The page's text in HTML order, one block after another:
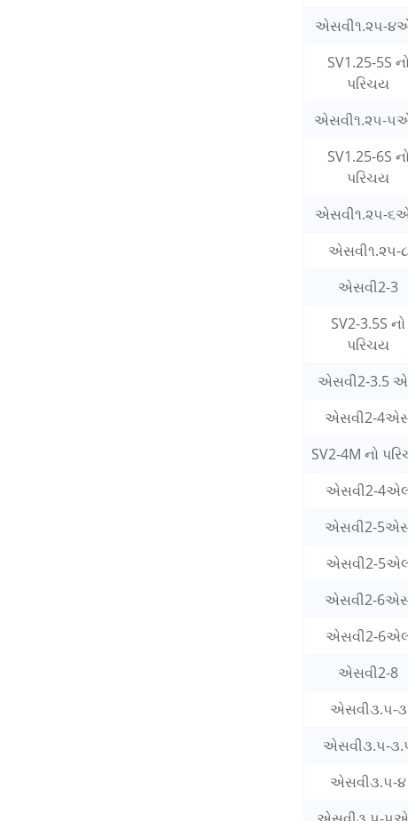
એસવી૧.૨૫-
SV1.25-5S નો
પરિચય
એસવી૧.૨૫-
SV1.25-6S નો
પરિચય
એસવી૧.૨૫-
એસવી૧.૨૫-૮
એસવી2-3
SV2-3.5S નો
પરિચય
એસવી2-3.5
એસવી2-
SV2-4M નો
એસવી2-
એસવી2-
એસવી2-
એસવી2-
એસવી2-
એસવી2-8
એસવી૩.૫-૩
એસવી૩.૫-
એસવી૩.૫-૪